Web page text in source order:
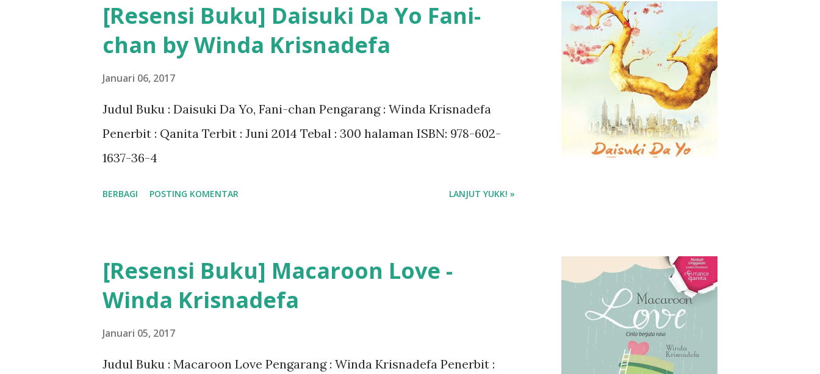
[Resensi Buku] Daisuki Da Yo Fani-
chan by Winda Krisnadefa
Januari 06, 2017
Judul Buku : Daisuki Da Yo, Fani-chan Pengarang : Winda Krisnadefa
Penerbit : Qanita Terbit : Juni 2014 Tebal : 300 halaman ISBN: 978-602-
1637-36-4
BERBAGI POSTING KOMENTAR LANJUT YUKK! »
[Resensi Buku] Macaroon Love -
Winda Krisnadefa
Januari 05, 2017
Judul Buku : Macaroon Love Pengarang : Winda Krisnadefa Penerbit :